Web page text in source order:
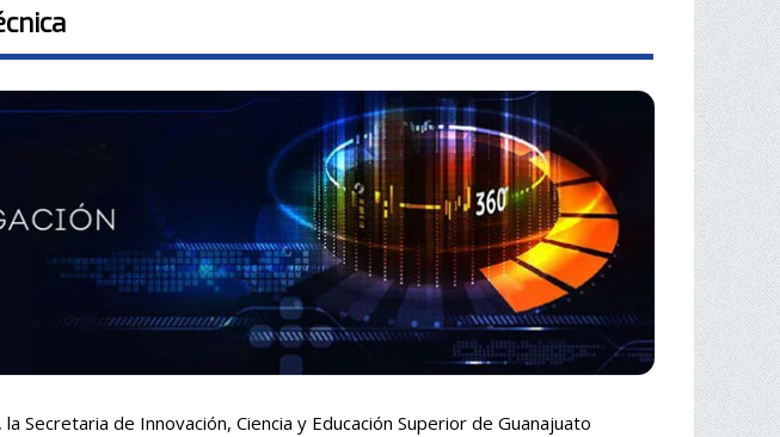
Secretaria de Innovación, Ciencia y Educación Superior de Guanajuato